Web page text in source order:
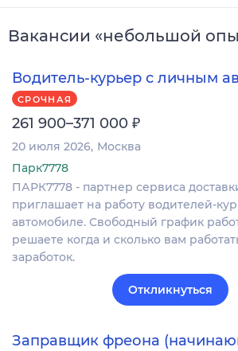
Вакансии «небольшой
Водитель-курьер с личным
СРОЧНАЯ
261 900–371 000 ₽
20 июля 2026 Москва
Парк7778
ПАРК7778 - партнер сервиса
приглашает на работу водителей-
автомобиле. Свободный график
решаете когда и сколько вам
заработок.
Откликнуться
Заправщик фреона